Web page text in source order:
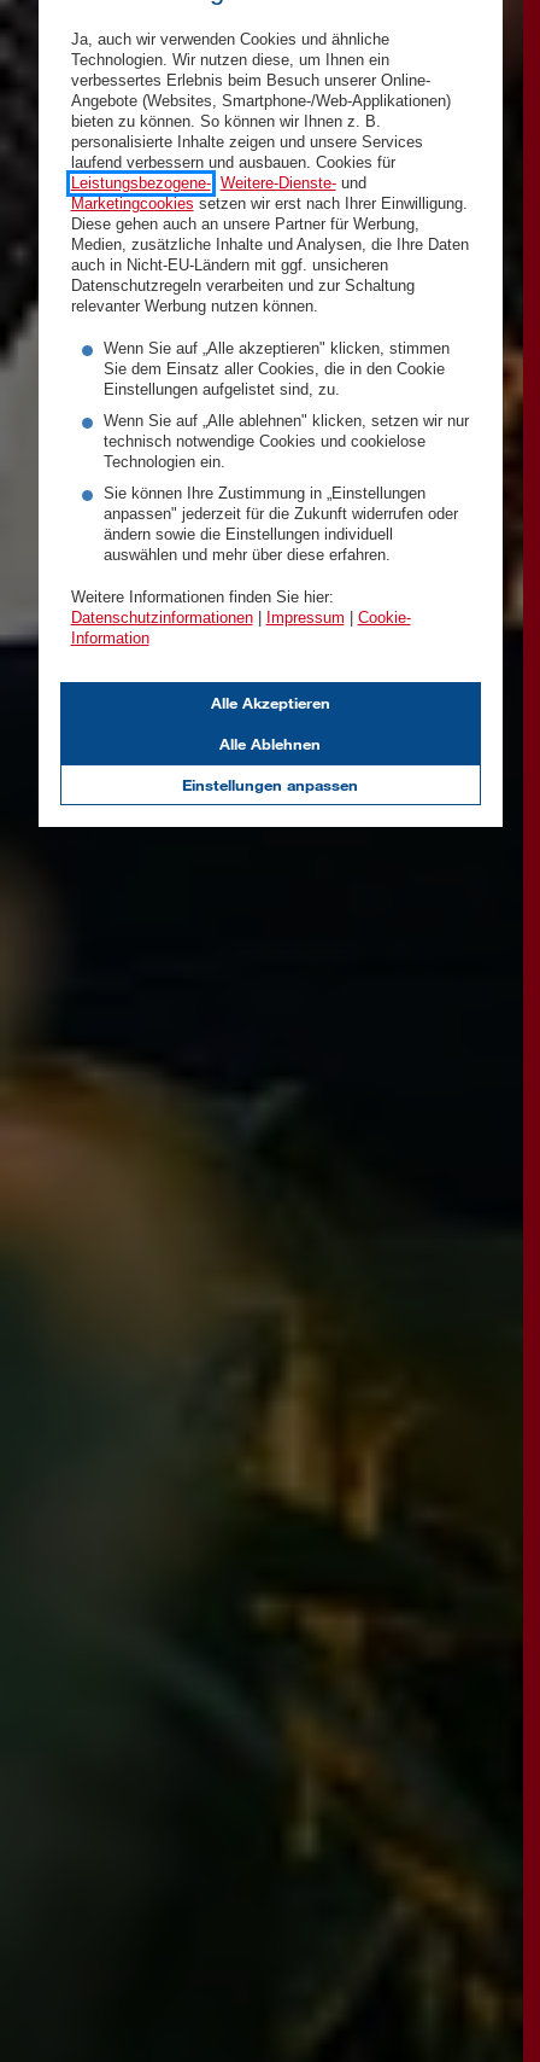
Ja, auch wir verwenden Cookies und ähnliche
Technologien. Wir nutzen diese, um Ihnen ein
verbessertes Erlebnis beim Besuch unserer Online-
Angebote (Websites, Smartphone-/Web-Applikationen)
bieten zu können. So können wir Ihnen z. B.
personalisierte Inhalte zeigen und unsere Services
laufend verbessern und ausbauen. Cookies für
Leistungsbezogene-, Weitere-Dienste-und
Marketingcookies setzen wir erst nach Ihrer Einwilligung.
Diese gehen auch an unsere Partner für Werbung,
Medien, zusätzliche Inhalte und Analysen, die Ihre Daten
auch in Nicht-EU-Ländern mit ggf. unsicheren
Datenschutzregeln verarbeiten und zur Schaltung
relevanter Werbung nutzen können.
Wenn Sie auf „Alle akzeptieren" klicken, stimmen
Sie dem Einsatz aller Cookies, die in den Cookie
Einstellungen aufgelistet sind, zu.
Wenn Sie auf „Alle ablehnen" klicken, setzen wir nur
technisch notwendige Cookies und cookielose
Technologien ein.
Sie können Ihre Zustimmung in „Einstellungen
anpassen" jederzeit für die Zukunft widerrufen oder
ändern sowie die Einstellungen individuell
auswählen und mehr über diese erfahren.
Weitere Informationen finden Sie hier:
Datenschutzinformationen| Impressum
Cookie-
Information
Einstellungen anpassen
Alle Ablehnen
Alle Akzeptieren